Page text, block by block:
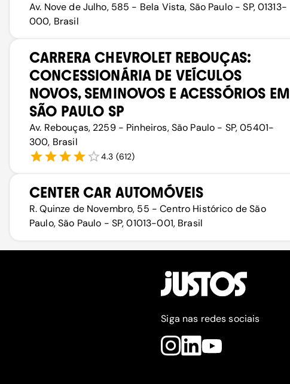
Av. Nove de Julho, 585 - Bela Vista, São Paulo - SP, 01313-
000, Brasil
CARRERA CHEVROLET REBOUÇAS:
CONCESSIONÁRIA DE VEÍCULOS
NOVOS, SEMINOVOS E ACESSÓRIOS EM
SÃO PAULO SP
Av. Rebouças, 2259 - Pinheiros, São Paulo - SP, 05401-
300, Brasil
4.3 (612)
CENTER CAR AUTOMÓVEIS
R. Quinze de Novembro, 55 - Centro Histórico de São
Paulo, São Paulo - SP, 01013-001, Brasil
Siga nas redes sociais